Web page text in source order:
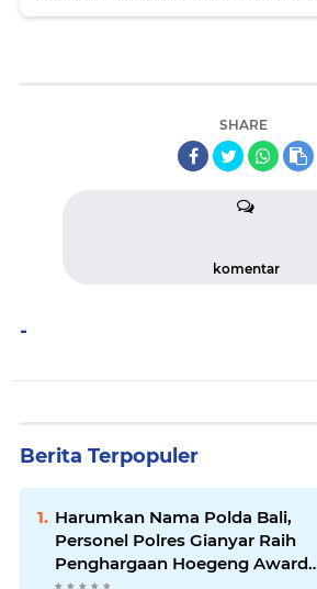
SHARE
komentar
-
Berita Terpopuler
Harumkan Nama Polda Bali,
Personel Polres Gianyar Raih
Penghargaan Hoegeng Awards